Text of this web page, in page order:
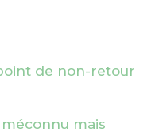
de non-retour
mais